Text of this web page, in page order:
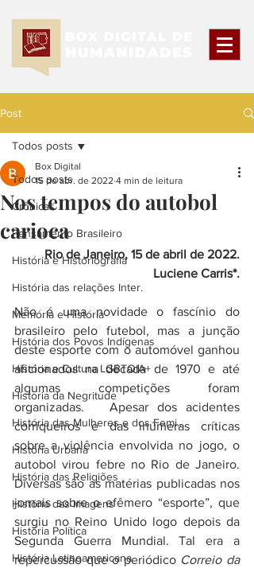
Post
Todos posts
Crônicas
Pensamento Brasileiro
História e Historiografia
História das relações Inter.
Memória e História
História dos Povos Indígenas
História e Cultura LGBTQIA+
Historia da Negritude
História das Mulheres e dos Femi...
História Urbana
História das Religiões
História das Imagens
História Política
História Latinoamericana
Todos posts
Nos tempos do autobol
carioca
Box Digital
15 de abr. de 2022 4 min de leitura
Rio de Janeiro, 15 de abril de 2022.
Luciene Carris*.
Não é uma novidade o fascínio do
brasileiro pelo futebol, mas a junção
deste esporte com o automóvel ganhou
aficionados na década de 1970 e até
algumas competições foram
organizadas.   Apesar dos acidentes
corriqueiros e das inúmeras críticas
sobre a violência envolvida no jogo, o
autobol virou febre no Rio de Janeiro.
Diversas são as matérias publicadas nos
jornais sobre o efêmero “esporte”, que
surgiu no Reino Unido logo depois da
Segunda Guerra Mundial. Tal era a
repercussão que o periódico Correio da